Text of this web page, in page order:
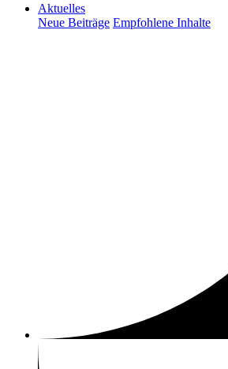
Aktuelles
Neue Beiträge Empfohlene Inhalte